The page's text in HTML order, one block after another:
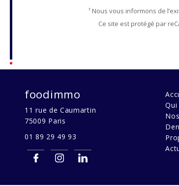
¹ Nous vous informons de
Ce site est protégé par
foodimmo
11 rue de Caumartin
75009 Paris
01 89 29 49 93